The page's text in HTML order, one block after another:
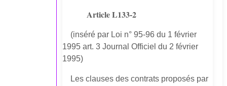
Article L133-2
(inséré par Loi n° 95-96 du 1 février
1995 art. 3 Journal Officiel du 2 février
1995)
Les clauses des contrats proposés par